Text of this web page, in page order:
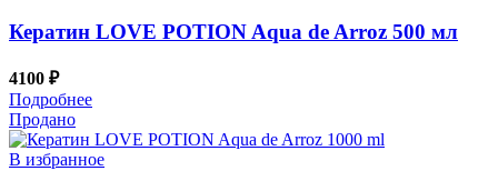
Кератин LOVE POTION Aqua de Arroz 500 мл
4100 ₽
Подробнее
Продано
В избранное